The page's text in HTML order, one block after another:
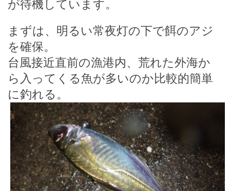
が待機しています。
まずは、明るい常夜灯の下で餌のアジ
を確保。
台風接近直前の漁港内、荒れた外海か
ら入ってくる魚が多いのか比較的簡単
に釣れる。